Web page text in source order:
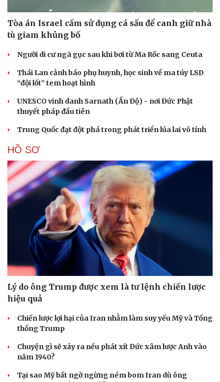
Tòa án Israel cấm sử dụng cá sấu để canh giữ nhà
tù giam khủng bố
Người di cư ngã gục sau khi bơi từ Ma Rốc sang Ceuta
Thái Lan cảnh báo phụ huynh, học sinh về ma túy LSD
“đội lốt” tem hoạt hình
UNESCO vinh danh Sarnath (Ấn Độ) - nơi Đức Phật
thuyết pháp đầu tiên
Trung Quốc đạt đột phá trong phát triển lúa lai vô tính
HỒ SƠ
Lý do ông Trump được xem là tư lệnh chiến lược
hiệu quả
Chiến lược lợi hại của Iran nhằm làm suy yếu Mỹ và Tổng
thống Trump
Chuyện gì sẽ xảy ra nếu phát xít Đức xâm lược Anh vào
năm 1940?
Tại sao Mỹ bất ngờ ngừng ném bom Iran dù ông